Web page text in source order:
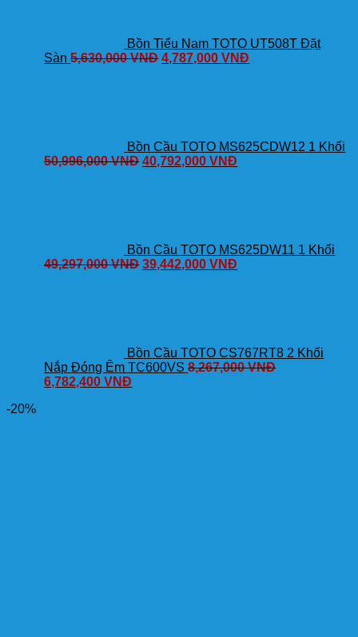
Bồn Tiểu Nam TOTO UT508T Đặt
Sàn 5,630,000VNĐ 4,787,000VNĐ
Bồn Cầu TOTO MS625CDW12 1 Khối
50,996,000VNĐ 40,792,000VNĐ
Bồn Cầu TOTO MS625DW11 1 Khối
49,297,000VNĐ 39,442,000VNĐ
Bồn Cầu TOTO CS767RT8 2 Khối
Nắp Đóng Êm TC600VS 8,267,000VNĐ
6,782,400VNĐ
-20%